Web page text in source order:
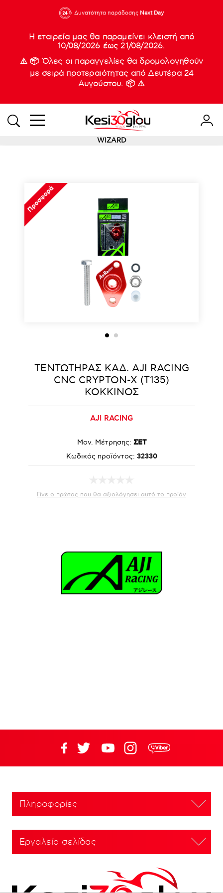
210 88 21
933
Δυνατότητα παράδοσης Next Day
Νέες
Η εταιρεία μας θα παραμείνει κλειστή από
10/08/2026 έως 21/08/2026.
⚠️ 📦 Όλες οι παραγγελίες θα δρομολογηθούν
με σειρά προτεραιότητας από Δευτέρα 24
Αυγούστου. 📦 ⚠️
WIZARD
Προσφορά
ΤΕΝΤΩΤΗΡΑΣ ΚΑΔ. AJI RACING
CNC CRYPTON-X (T135)
ΚΟΚΚΙΝΟΣ
AJI RACING
Μον. Μέτρησης: ΣΕΤ
Κωδικός προϊόντος: 32330
Γίνε ο πρώτος που θα αξιολόγησει αυτό το προϊόν
Πληροφορίες
Εργαλεία σελίδας